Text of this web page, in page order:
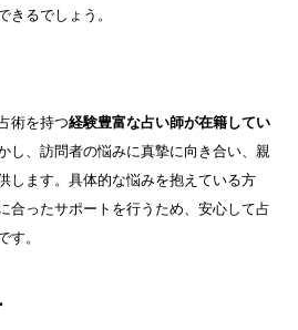
きるでしょう。
術を持つ経験豊富な占い師が在籍してい
し、訪問者の悩みに真摯に向き合い、親
します。具体的な悩みを抱えている方
合ったサポートを行うため、安心して占
す。